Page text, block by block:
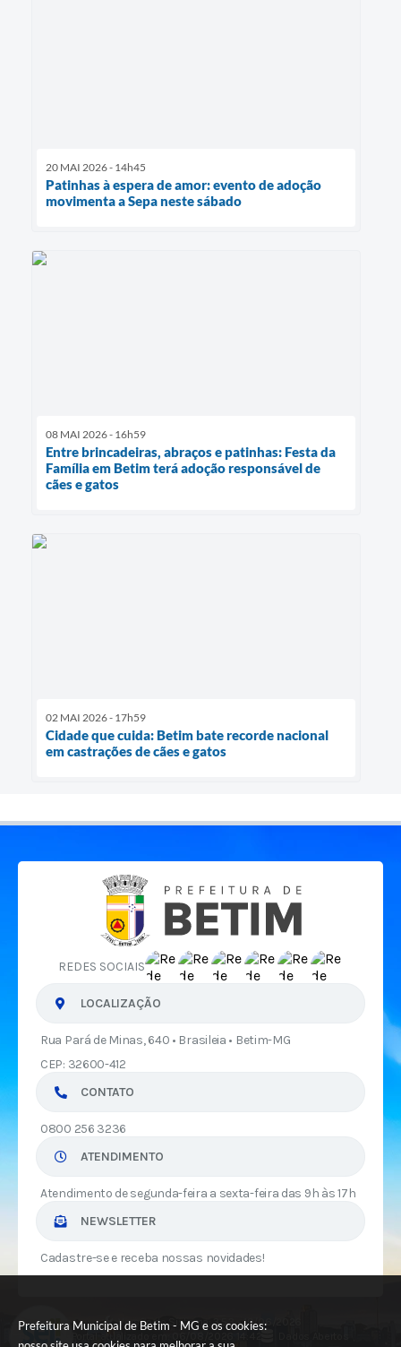
Prefeitura Municipal de Betim - MG e os cookies:
20 MAI 2026 - 14h45
Patinhas à espera de amor: evento de adoção
movimenta a Sepa neste sábado
08 MAI 2026 - 16h59
Entre brincadeiras, abraços e patinhas: Festa da
Família em Betim terá adoção responsável de
cães e gatos
02 MAI 2026 - 17h59
Cidade que cuida: Betim bate recorde nacional
em castrações de cães e gatos
REDES SOCIAIS
LOCALIZAÇÃO
Rua Pará de Minas, 640 • Brasileia • Betim-MG
CEP: 32600-412
CONTATO
0800 256 3236
ATENDIMENTO
Atendimento de segunda-feira a sexta-feira das 9h às 17h
NEWSLETTER
Cadastre-se e receba nossas novidades!
Versão do Sistema:3.5.3 - 19/06/2026
Portal atualizado em: